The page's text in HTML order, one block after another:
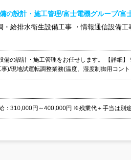
の設計・施工管理/富士電機グループ/富
・給排水衛生設備工事 ・情報通信設備
備の設計・施工管理をお任せします。 【詳細
)/現地試運転調整業務(温度、湿度制御用コン
：310,000円～400,000円 ※残業代＋手当は別